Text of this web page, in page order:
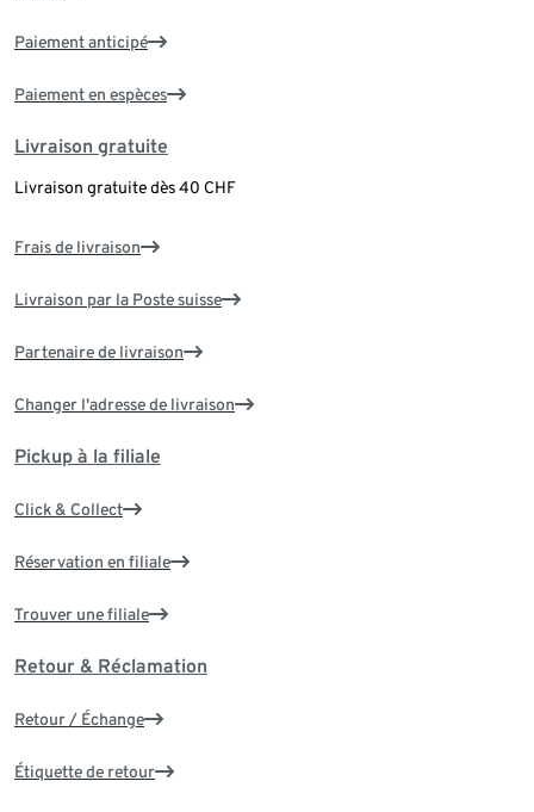
Paiement anticipé
Paiement en espèces
Livraison gratuite
Livraison gratuite dès 40 CHF
Frais de livraison
Livraison par la Poste suisse
Partenaire de livraison
Changer l'adresse de livraison
Pickup à la filiale
Click & Collect
Réservation en filiale
Trouver une filiale
Retour & Réclamation
Retour / Échange
Étiquette de retour